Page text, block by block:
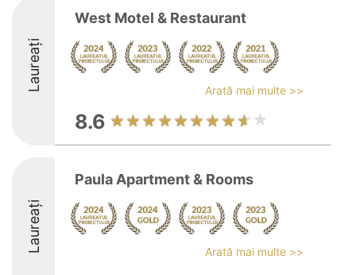
Laureați
West Motel & Restaurant
Arată mai multe >>
8.6
Laureați
Paula Apartment & Rooms
Arată mai multe >>